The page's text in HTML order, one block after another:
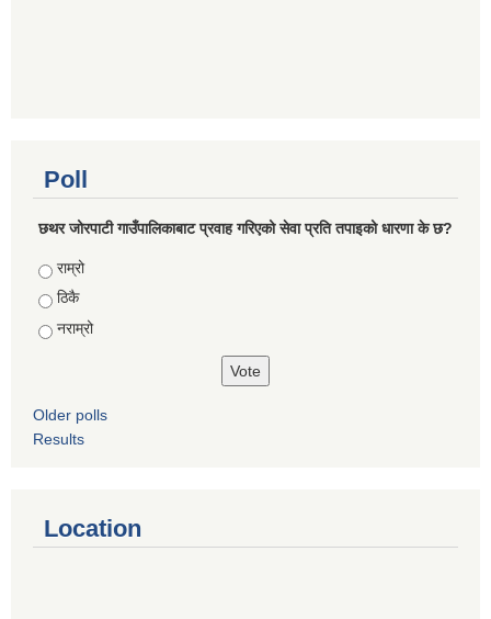
Poll
छथर जोरपाटी गाउँपालिकाबाट प्रवाह गरिएको सेवा प्रति तपाइको धारणा के छ?
Choices
राम्रो
ठिकै
नराम्रो
Older polls
Results
Location